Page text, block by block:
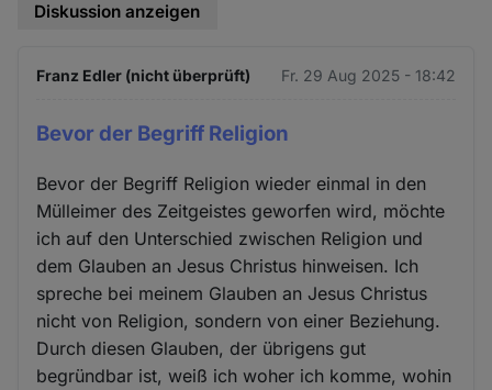
Diskussion anzeigen
Franz Edler (nicht überprüft) Fr. 29 Aug 2025 - 18:42
Bevor der Begriff Religion
Bevor der Begriff Religion wieder einmal in den
Mülleimer des Zeitgeistes geworfen wird, möchte
ich auf den Unterschied zwischen Religion und
dem Glauben an Jesus Christus hinweisen. Ich
spreche bei meinem Glauben an Jesus Christus
nicht von Religion, sondern von einer Beziehung.
Durch diesen Glauben, der übrigens gut
begründbar ist, weiß ich woher ich komme, wohin